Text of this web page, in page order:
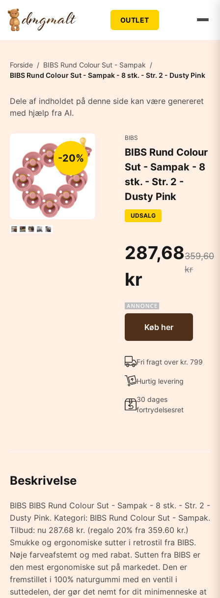
OUTLET
Forside / BIBS Rund Colour Sut - Sampak /
BIBS Rund Colour Sut - Sampak - 8 stk. - Str. 2 - Dusty Pink
Dele af indholdet på denne side kan være genereret
med hjælp fra AI.
-20%
BIBS
BIBS Rund Colour
Sut - Sampak - 8
stk. - Str. 2 -
Dusty Pink
UDSALG
287,68
kr
359,60
kr
Køb her
Fri fragt over kr. 799
Hurtig levering
30 dages
fortrydelsesret
Beskrivelse
BIBS BIBS Rund Colour Sut - Sampak - 8 stk. - Str. 2 -
Dusty Pink. Kategori: BIBS Rund Colour Sut - Sampak.
Tilbud: nu 287.68 kr. (regalo 20% fra 359.60 kr.)
Smukke og ergonomiske sutter i retrostil fra BIBS.
Nøje farveafstemt og med rabat. Sutten fra BIBS er
den mest ergonomiske sut på markedet. Den er
fremstillet i 100% naturgummi med en ventil i
suttedelen, der gør det nemt for dit minimenneske at